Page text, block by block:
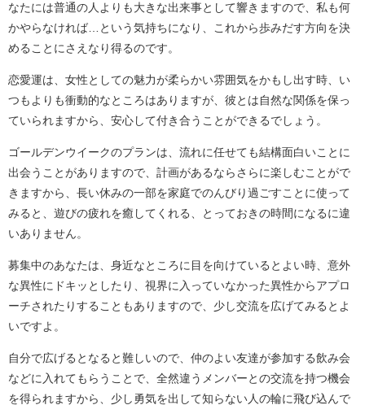
なたには普通の人よりも大きな出来事として響きますので、私も何
かやらなければ…という気持ちになり、これから歩みだす方向を決
めることにさえなり得るのです。
恋愛運は、女性としての魅力が柔らかい雰囲気をかもし出す時、い
つもよりも衝動的なところはありますが、彼とは自然な関係を保っ
ていられますから、安心して付き合うことができるでしょう。
ゴールデンウイークのプランは、流れに任せても結構面白いことに
出会うことがありますので、計画があるならさらに楽しむことがで
きますから、長い休みの一部を家庭でのんびり過ごすことに使って
みると、遊びの疲れを癒してくれる、とっておきの時間になるに違
いありません。
募集中のあなたは、身近なところに目を向けているとよい時、意外
な異性にドキッとしたり、視界に入っていなかった異性からアプロ
ーチされたりすることもありますので、少し交流を広げてみるとよ
いですよ。
自分で広げるとなると難しいので、仲のよい友達が参加する飲み会
などに入れてもらうことで、全然違うメンバーとの交流を持つ機会
を得られますから、少し勇気を出して知らない人の輪に飛び込んで